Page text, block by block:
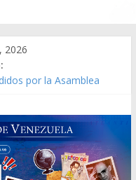
2026
por la Asamblea
año CXXXIII Mes V,
Bor